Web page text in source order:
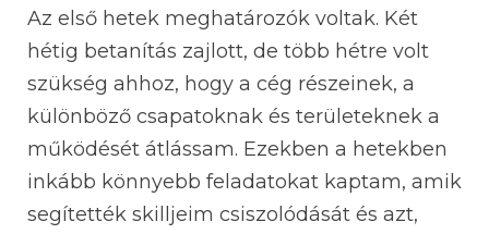
Az első hetek meghatározók voltak. Két
hétig betanítás zajlott, de több hétre volt
szükség ahhoz, hogy a cég részeinek, a
különböző csapatoknak és területeknek a
működését átlássam. Ezekben a hetekben
inkább könnyebb feladatokat kaptam, amik
segítették skilljeim csiszolódását és azt,